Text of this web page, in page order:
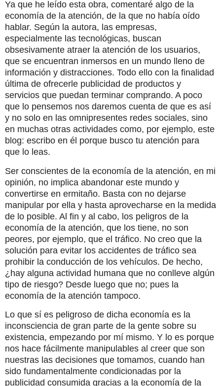
Ya que he leído esta obra, comentaré algo de la
economía de la atención, de la que no había oído
hablar. Según la autora, las empresas,
especialmente las tecnológicas, buscan
obsesivamente atraer la atención de los usuarios,
que se encuentran inmersos en un mundo lleno de
información y distracciones. Todo ello con la finalidad
última de ofrecerle publicidad de productos y
servicios que puedan terminar comprando. A poco
que lo pensemos nos daremos cuenta de que es así
y no solo en las omnipresentes redes sociales, sino
en muchas otras actividades como, por ejemplo, este
blog: escribo en él porque busco tu atención para
que lo leas.
Ser conscientes de la economía de la atención, en mi
opinión, no implica abandonar este mundo y
convertirse en ermitaño. Basta con no dejarse
manipular por ella y hasta aprovecharse en la medida
de lo posible. Al fin y al cabo, los peligros de la
economía de la atención, que los tiene, no son
peores, por ejemplo, que el tráfico. No creo que la
solución para evitar los accidentes de tráfico sea
prohibir la conducción de los vehículos. De hecho,
¿hay alguna actividad humana que no conlleve algún
tipo de riesgo? Desde luego que no; pues la
economía de la atención tampoco.
Lo que sí es peligroso de dicha economía es la
inconsciencia de gran parte de la gente sobre su
existencia, empezando por mí mismo. Y lo es porque
nos hace fácilmente manipulables al creer que son
nuestras las decisiones que tomamos, cuando han
sido fundamentalmente condicionadas por la
publicidad consumida gracias a la economía de la